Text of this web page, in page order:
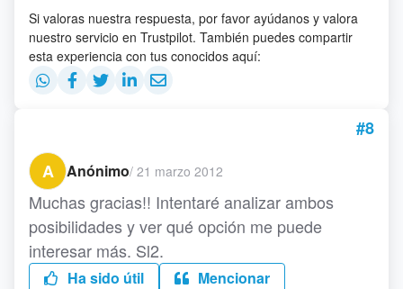
Si valoras nuestra respuesta, por favor ayúdanos y valora
nuestro servicio en Trustpilot. También puedes compartir
esta experiencia con tus conocidos aquí:
#8
A
Anónimo/ 21 marzo 2012
Muchas gracias!! Intentaré analizar ambos
posibilidades y ver qué opción me puede
interesar más. Sl2.
Ha sido útil Mencionar